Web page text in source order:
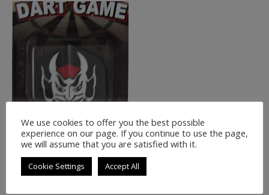
3 φαρδιά φτερά με τύπωμα
(metronic)
1.30€
We use cookies to offer you the best possible
experience on our page. If you continue to use the page,
we will assume that you are satisfied with it.
Cookie Settings Accept All